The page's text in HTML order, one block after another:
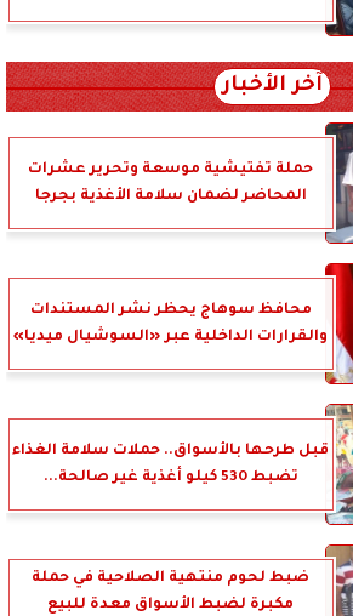
آخر الأخبار
حملة تفتيشية موسعة وتحرير عشرات
المحاضر لضمان سلامة الأغذية بجرجا
محافظ سوهاج يحظر نشر المستندات
والقرارات الداخلية عبر «السوشيال ميديا»
قبل طرحها بالأسواق.. حملات سلامة الغذاء
تضبط 530 كيلو أغذية غير صالحة...
ضبط لحوم منتهية الصلاحية في حملة
مكبرة لضبط الأسواق معدة للبيع